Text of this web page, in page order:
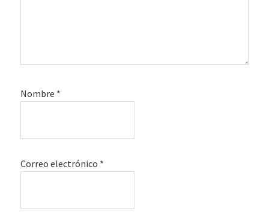
Nombre *
Correo electrónico *